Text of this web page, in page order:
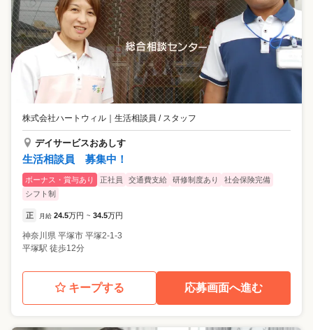
株式会社ハートウィル 生活相談員 / スタッフ
デイサービスおあしす
生活相談員 募集中！
ボーナス・賞与あり 正社員 交通費支給 研修制度あり
社会保険完備
シフト制
正 月給 24.5万円 ~ 34.5万円
神奈川県 平塚市 平塚2-1-3
平塚駅 徒歩12分
キープする 応募画面へ進む